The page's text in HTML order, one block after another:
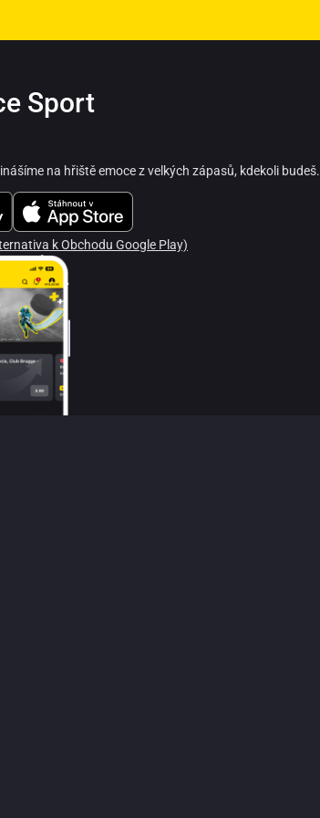
Sport
na hřiště emoce z velkých zápasů, kdekoli budeš.
k Obchodu Google Play)